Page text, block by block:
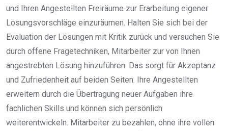
und Ihren Angestellten Freiräume zur Erarbeitung eigener
Lösungsvorschläge einzuräumen. Halten Sie sich bei der
Evaluation der Lösungen mit Kritik zurück und versuchen Sie
durch offene Fragetechniken, Mitarbeiter zur von Ihnen
angestrebten Lösung hinzuführen. Das sorgt für Akzeptanz
und Zufriedenheit auf beiden Seiten. Ihre Angestellten
erweitern durch die Übertragung neuer Aufgaben ihre
fachlichen Skills und können sich persönlich
weiterentwickeln. Mitarbeiter zu bezahlen, ohne ihre vollen